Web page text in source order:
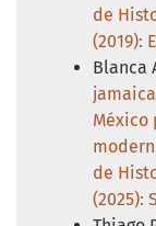
de
(2019):
Blanca
México
de
(2025):